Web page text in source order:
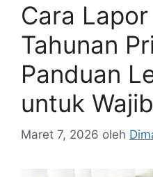
Cara Lapor
Tahunan
Panduan
untuk
Maret 7, 2026 oleh